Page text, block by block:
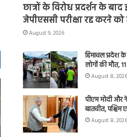
छात्रों के विरोध प्रदर्शन के
जेपीएससी परीक्षा रद्द करने
August 9, 2026
हिमाचल प्रदेश
लोगों की मौत,
August 8, 2026
पीएम मोदी और
बातचीत, पश्चिम
August 8, 2026